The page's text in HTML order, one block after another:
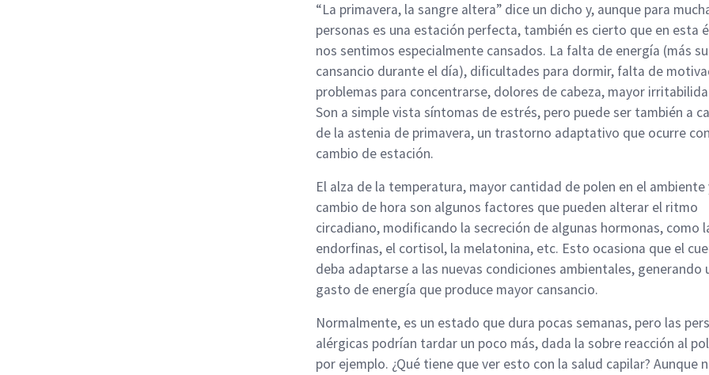
“La primavera, la sangre altera” dice un dicho y, aunque para
personas es una estación perfecta, también es cierto que en esta
nos sentimos especialmente cansados. La falta de energía (más
cansancio durante el día), dificultades para dormir, falta de
problemas para concentrarse, dolores de cabeza, mayor
Son a simple vista síntomas de estrés, pero puede ser también a
de la astenia de primavera, un trastorno adaptativo que ocurre
cambio de estación.
El alza de la temperatura, mayor cantidad de polen en el ambiente
cambio de hora son algunos factores que pueden alterar el ritmo
circadiano, modificando la secreción de algunas hormonas, como
endorfinas, el cortisol, la melatonina, etc. Esto ocasiona que el
deba adaptarse a las nuevas condiciones ambientales, generando
gasto de energía que produce mayor cansancio.
Normalmente, es un estado que dura pocas semanas, pero las
alérgicas podrían tardar un poco más, dada la sobre reacción al
por ejemplo. ¿Qué tiene que ver esto con la salud capilar? Aunque